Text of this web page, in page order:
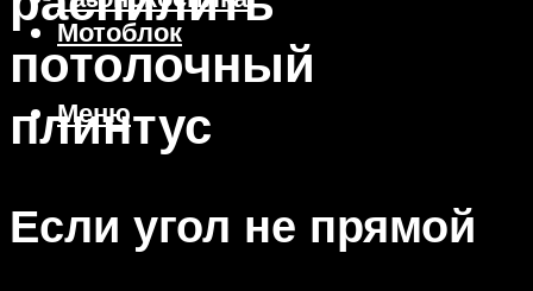
Мотоблок
Меню
потолочный
плинтус
Если угол не прямой